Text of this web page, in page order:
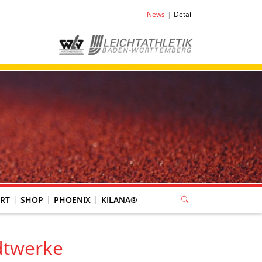
News Detail
SHOP PHOENIX KILANA®